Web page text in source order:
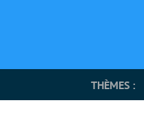
THÈMES :